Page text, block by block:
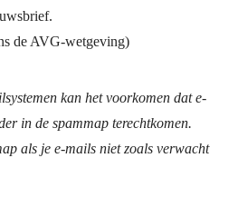
de AVG-wetgeving)
kan het voorkomen dat e-
in de spammap terechtkomen.
als je e-mails niet zoals verwacht